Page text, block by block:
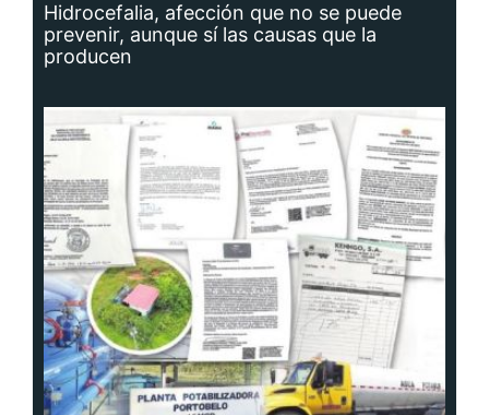
Hidrocefalia, afección que no se puede
prevenir, aunque sí las causas que la
producen